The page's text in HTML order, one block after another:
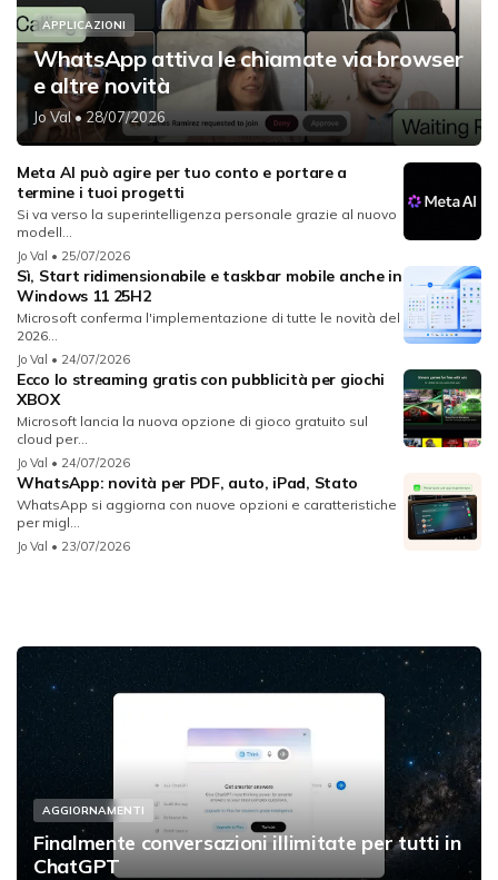
APPLICAZIONI
WhatsApp attiva le chiamate via browser
e altre novità
Jo Val• 28/07/2026
Meta AI può agire per tuo conto e portare a
termine i tuoi progetti
Si va verso la superintelligenza personale grazie al nuovo
modell...
Jo Val • 25/07/2026
Sì, Start ridimensionabile e taskbar mobile anche in
Windows 11 25H2
Microsoft conferma l'implementazione di tutte le novità del
2026...
Jo Val • 24/07/2026
Ecco lo streaming gratis con pubblicità per giochi
XBOX
Microsoft lancia la nuova opzione di gioco gratuito sul
cloud per...
Jo Val • 24/07/2026
WhatsApp: novità per PDF, auto, iPad, Stato
WhatsApp si aggiorna con nuove opzioni e caratteristiche
per migl...
Jo Val • 23/07/2026
AGGIORNAMENTI
Finalmente conversazioni illimitate per tutti in
ChatGPT